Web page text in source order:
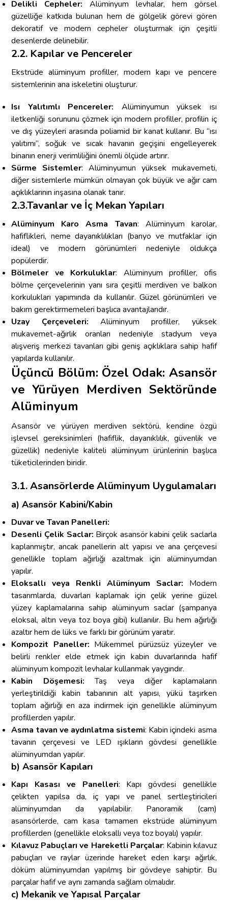
Delikli Cepheler: Alüminyum levhalar, hem görsel
güzelliğe katkıda bulunan hem de gölgelik görevi gören
dekoratif ve modern cepheler oluşturmak için çeşitli
desenlerde delinebilir.
2.2. Kapılar ve Pencereler
Ekstrüde alüminyum profiller, modern kapı ve pencere
sistemlerinin ana iskeletini oluşturur.
Isı Yalıtımlı Pencereler: Alüminyumun yüksek ısı
iletkenliği sorununu çözmek için modern profiller, profilin iç
ve dış yüzeyleri arasında poliamid bir kanat kullanır. Bu “ısı
yalıtımı”, soğuk ve sıcak havanın geçişini engelleyerek
binanın enerji verimliliğini önemli ölçüde artırır.
Sürme Sistemler: Alüminyumun yüksek mukavemeti,
diğer sistemlerle mümkün olmayan çok büyük ve ağır cam
açıklıklarının inşasına olanak tanır.
2.3.Tavanlar ve İç Mekan Yapıları
Alüminyum Karo Asma Tavan: Alüminyum karolar,
hafiflikleri, neme dayanıklılıkları (banyo ve mutfaklar için
ideal) ve modern görünümleri nedeniyle oldukça
popülerdir.
Bölmeler ve Korkuluklar: Alüminyum profiller, ofis
bölme çerçevelerinin yanı sıra çeşitli merdiven ve balkon
korkulukları yapımında da kullanılır. Güzel görünümleri ve
bakım gerektirmemeleri başlıca avantajlarıdır.
Uzay Çerçeveleri: Alüminyum profiller, yüksek
mukavemet-ağırlık oranları nedeniyle stadyum veya
alışveriş merkezi tavanları gibi geniş açıklıklara sahip hafif
yapılarda kullanılır.
Üçüncü Bölüm: Özel Odak: Asansör
ve Yürüyen Merdiven Sektöründe
Alüminyum
Asansör ve yürüyen merdiven sektörü, kendine özgü
işlevsel gereksinimleri (hafiflik, dayanıklılık, güvenlik ve
güzellik) nedeniyle kaliteli alüminyum ürünlerinin başlıca
tüketicilerinden biridir.
3.1. Asansörlerde Alüminyum Uygulamaları
a) Asansör Kabini/Kabin
Duvar ve Tavan Panelleri:
Desenli Çelik Saclar: Birçok asansör kabini çelik saclarla
kaplanmıştır, ancak panellerin alt yapısı ve ana çerçevesi
genellikle toplam ağırlığı azaltmak için alüminyumdan
yapılır.
Eloksallı veya Renkli Alüminyum Saclar: Modern
tasarımlarda, duvarları kaplamak için çelik yerine güzel
yüzey kaplamalarına sahip alüminyum saclar (şampanya
eloksal, altın veya toz boya gibi) kullanılır. Bu hem ağırlığı
azaltır hem de lüks ve farklı bir görünüm yaratır.
Kompozit Paneller: Mükemmel pürüzsüz yüzeyler ve
belirli renkler elde etmek için kabin duvarlarında hafif
alüminyum kompozit levhalar kullanmak yaygındır.
Kabin Döşemesi: Taş veya diğer kaplamaların
yerleştirildiği kabin tabanının alt yapısı, yükü taşırken
toplam ağırlığı en aza indirmek için genellikle alüminyum
profillerden yapılır.
Asma tavan ve aydınlatma sistemi: Kabin içindeki asma
tavanın çerçevesi ve LED ışıkların gövdesi genellikle
alüminyumdan yapılır.
b) Asansör Kapıları
Kapı Kasası ve Panelleri: Kapı gövdesi genellikle
çelikten yapılsa da, iç yapı ve panel sertleştiricileri
alüminyumdan da yapılabilir. Panoramik (cam)
asansörlerde, cam kasa tamamen ekstrüde alüminyum
profillerden (genellikle eloksallı veya toz boyalı) yapılır.
Kılavuz Pabuçları ve Hareketli Parçalar: Kabinin kılavuz
pabuçları ve raylar üzerinde hareket eden karşı ağırlık,
döküm alüminyumdan yapılmış bir gövdeye sahiptir. Bu
parçalar hafif ve aynı zamanda sağlam olmalıdır.
c) Mekanik ve Yapısal Parçalar